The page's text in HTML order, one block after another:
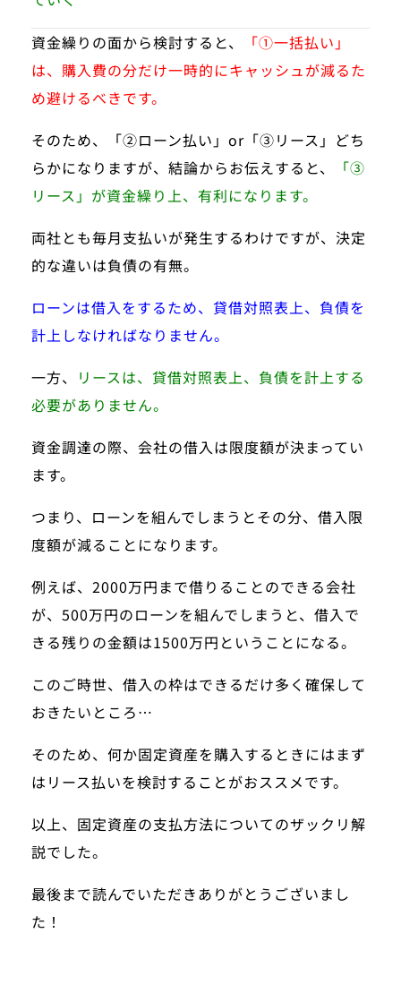
資金繰りの面から検討すると、
「①一括払い」
は、購入費の分だけ一時的にキャッシュが減るた
め避けるべきです。
そのため、「②ローン払い」or「③リース」どち
らかになりますが、結論からお伝えすると、
「③
リース」が資金繰り上、有利になります。
両社とも毎月支払いが発生するわけですが、決定
的な違いは負債の有無。
ローンは借入をするため、貸借対照表上、負債を
計上しなければなりません。
一方、 リースは、貸借対照表上、負債を計上する
必要がありません。
資金調達の際、会社の借入は限度額が決まってい
ます。
つまり、ローンを組んでしまうとその分、借入限
度額が減ることになります。
例えば、2000万円まで借りることのできる会社
が、500万円のローンを組んでしまうと、借入で
きる残りの金額は1500万円ということになる。
このご時世、借入の枠はできるだけ多く確保して
おきたいところ…
そのため、何か固定資産を購入するときにはまず
はリース払いを検討することがおススメです。
以上、固定資産の支払方法についてのザックリ解
説でした。
最後まで読んでいただきありがとうございまし
た！